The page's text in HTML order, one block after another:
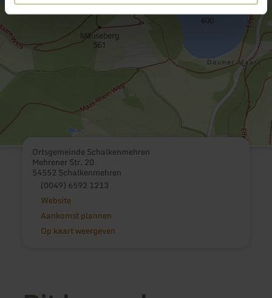
Ortsgemeinde Schalkenmehren
Mehrener Str. 20
54552 Schalkenmehren
(0049) 6592 1213
Website
Aankomst plannen
Op kaart weergeven